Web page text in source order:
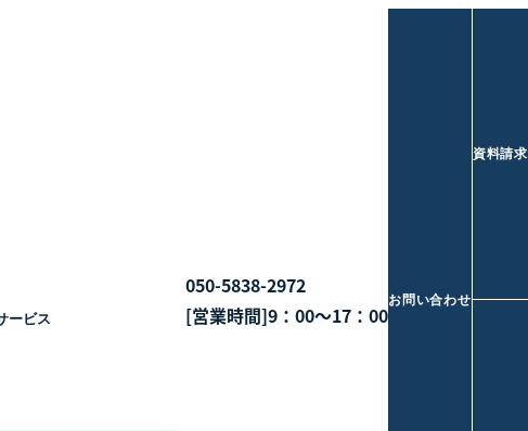
ービス
050-5838-2972
[営業時間]9：00～17：00
お問い合わせ
資料請求